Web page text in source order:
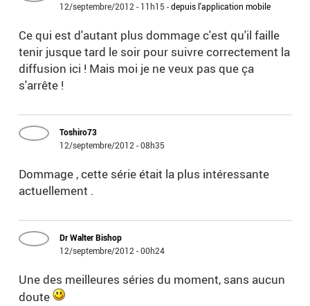
12/septembre/2012 - 11h15 -depuis l'application mobile
Ce qui est d'autant plus dommage c'est qu'il faille
tenir jusque tard le soir pour suivre correctement la
diffusion ici ! Mais moi je ne veux pas que ça
s'arrête !
Toshiro73
12/septembre/2012 - 08h35
Dommage , cette série était la plus intéressante
actuellement .
Dr Walter Bishop
12/septembre/2012 - 00h24
Une des meilleures séries du moment, sans aucun
doute